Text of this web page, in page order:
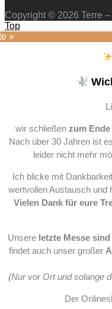
Copyright © 2026 Terre
Top
»
wir schließen zum
Nach über 30 Jahren ist
leider nicht mehr
Ich blicke mit
wertvollen Austausch und
Vielen Dank für eure
Unsere letzte Messe
findet auch unser großer
(Nur vor Ort und solange
Der